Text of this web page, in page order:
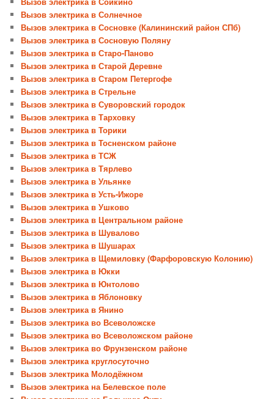
Вызов электрика в Солнечное
Вызов электрика в Сосновке (Калининский район СПб)
Вызов электрика в Сосновую Поляну
Вызов электрика в Старо-Паново
Вызов электрика в Старой Деревне
Вызов электрика в Старом Петергофе
Вызов электрика в Стрельне
Вызов электрика в Суворовский городок
Вызов электрика в Тарховку
Вызов электрика в Торики
Вызов электрика в Тосненском районе
Вызов электрика в ТСЖ
Вызов электрика в Тярлево
Вызов электрика в Ульянке
Вызов электрика в Усть-Ижоре
Вызов электрика в Ушково
Вызов электрика в Центральном районе
Вызов электрика в Шувалово
Вызов электрика в Шушарах
Вызов электрика в Щемиловку (Фарфоровскую Колонию)
Вызов электрика в Юкки
Вызов электрика в Юнтолово
Вызов электрика в Яблоновку
Вызов электрика в Янино
Вызов электрика во Всеволожске
Вызов электрика во Всеволожском районе
Вызов электрика во Фрунзенском районе
Вызов электрика круглосуточно
Вызов электрика Молодёжном
Вызов электрика на Белевское поле